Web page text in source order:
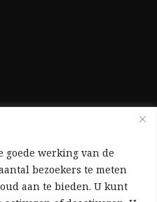
goede werking van de
bezoekers te meten
aan te bieden. U kunt
gefinancierd zijn
commerciële
sponsors), zijn we